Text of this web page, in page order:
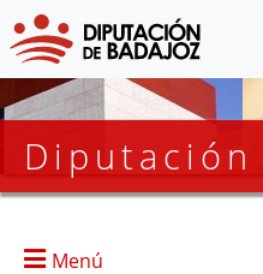
Diputación
Menú